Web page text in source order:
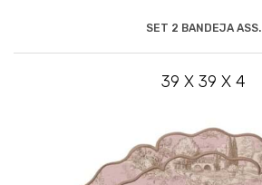
SET 2 BANDEJA ASS.
39 X 39 X 4